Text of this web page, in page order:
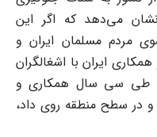
می‌دهد که اگر این
مردم مسلمان ایران و
ایران با اشغالگران
طی سی سال همکاری و
و در سطح منطقه روی داد،